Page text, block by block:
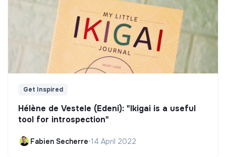
Get Inspired
Hélène de Vestele (Edeni): "Ikigai is a useful
tool for introspection"
Fabien Secherre•14 April 2022